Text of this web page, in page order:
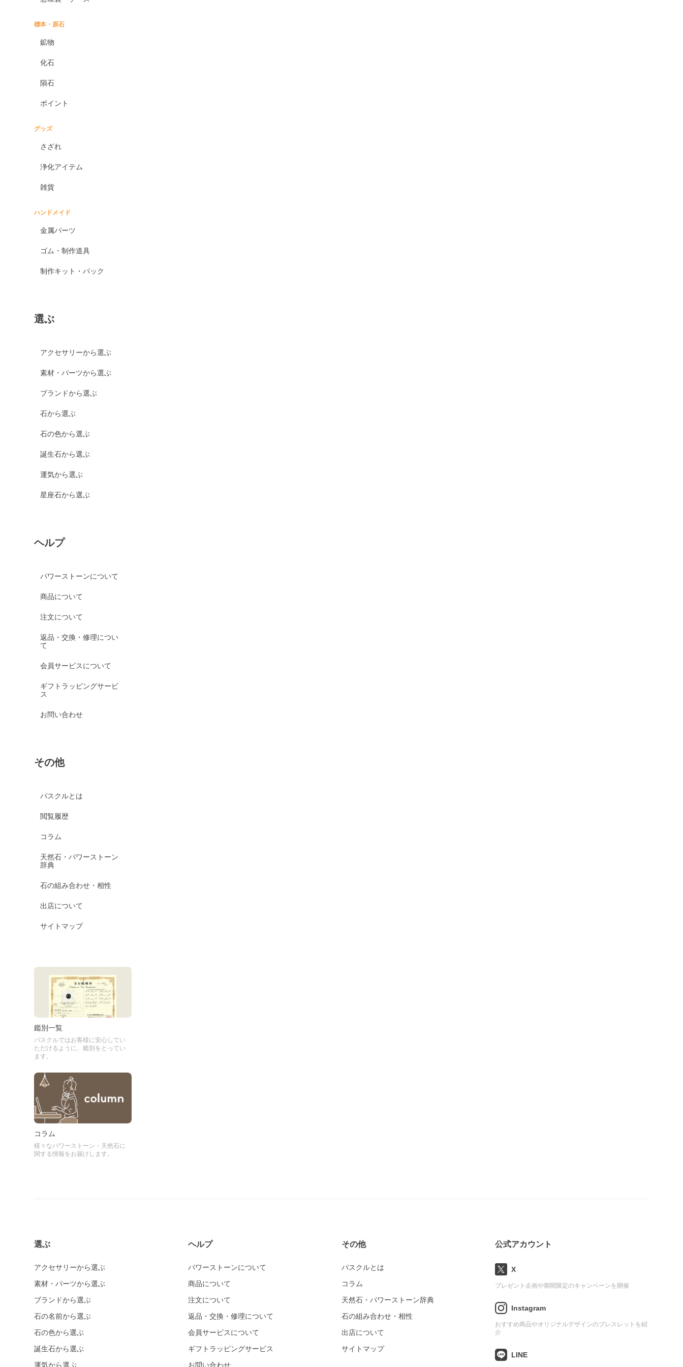
標本・原石
鉱物
化石
隕石
ポイント
グッズ
さざれ
浄化アイテム
雑貨
ハンドメイド
金属パーツ
ゴム・制作道具
制作キット・パック
選ぶ
アクセサリーから選ぶ
素材・パーツから選ぶ
ブランドから選ぶ
石から選ぶ
石の色から選ぶ
誕生石から選ぶ
運気から選ぶ
星座石から選ぶ
ヘルプ
パワーストーンについて
商品について
注文について
返品・交換・修理につい
て
会員サービスについて
ギフトラッピングサービ
ス
お問い合わせ
その他
パスクルとは
閲覧履歴
コラム
天然石・パワーストーン
辞典
石の組み合わせ・相性
出店について
サイトマップ
鑑別一覧
パスクルではお客様に安心してい
ただけるように、鑑別をとってい
ます。
コラム
様々なパワーストーン・天然石に
関する情報をお届けします。
選ぶ
アクセサリーから選ぶ
素材・パーツから選ぶ
ブランドから選ぶ
石の名前から選ぶ
石の色から選ぶ
誕生石から選ぶ
運気から選ぶ
ヘルプ
パワーストーンについて
商品について
注文について
返品・交換・修理について
会員サービスについて
ギフトラッピングサービス
お問い合わせ
その他
パスクルとは
コラム
天然石・パワーストーン辞典
石の組み合わせ・相性
出店について
サイトマップ
公式アカウント
X
プレゼント企画や期間限定のキャンペーンを開催
Instagram
おすすめ商品やオリジナルデザインのブレスレットを紹
介
LINE